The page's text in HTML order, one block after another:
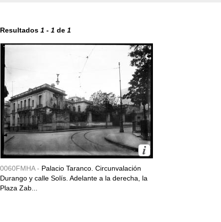
Resultados 1 - 1 de 1
0060FMHA - Palacio Taranco. Circunvalación
Durango y calle Solís. Adelante a la derecha, la
Plaza Zab...